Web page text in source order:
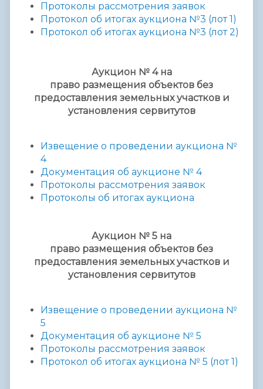
Протоколы рассмотрения заявок
Протокол об итогах аукциона №3 (лот 1)
Протокол об итогах аукциона №3 (лот 2)
Аукцион № 4 на
право размещения объектов без
предоставления земельных участков и
установления сервитутов
Извещение о проведении аукциона №
4
Документация об аукционе № 4
Протоколы рассмотрения заявок
Протоколы об итогах аукциона
Аукцион № 5 на
право размещения объектов без
предоставления земельных участков и
установления сервитутов
Извещение о проведении аукциона №
5
Документация об аукционе № 5
Протоколы рассмотрения заявок
Протокол об итогах аукциона № 5 (лот 1)